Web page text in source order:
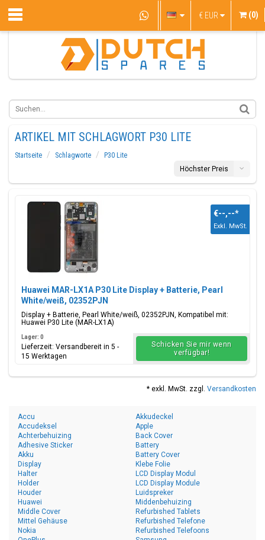
€ EUR (0)
ARTIKEL MIT SCHLAGWORT P30 LITE
Startseite Schlagworte
P30 Lite
Höchster Preis
Huawei MAR-LX1A P30 Lite Display + Batterie, Pearl
White/weiß, 02352PJN
Display + Batterie, Pearl White/weiß, 02352PJN, Kompatibel mit:
Huawei P30 Lite (MAR-LX1A)
€--,--*
Exkl. MwSt.
Lager: 0
Lieferzeit: Versandbereit in 5 -
15 Werktagen
Schicken Sie mir wenn
verfügbar!
* exkl. MwSt. zzgl. Versandkosten
Accu
Accudeksel
Achterbehuizing
Adhesive Sticker
Akku
Akkudeckel
Apple
Back Cover
Battery
Battery Cover
Display
Halter
Holder
Houder
Huawei
Klebe Folie
LCD Display Modul
LCD Display Module
Luidspreker
Middenbehuizing
Middle Cover
Mittel Gehäuse
Nokia
Refurbished Tablets
Refurbished Telefone
Refurbished Telefoons